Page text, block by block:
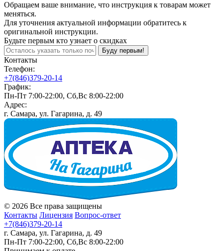
Обращаем ваше внимание, что инструкция к товарам может
меняться.
Для уточнения актуальной информации обратитесь к
оригинальной инструкции.
Будьте первым кто узнает о скидках
Буду первым!
Контакты
Телефон:
+7(846)379-20-14
График:
Пн-Пт 7:00-22:00, Сб,Вс 8:00-22:00
Адрес:
г. Самара, ул. Гагарина, д. 49
© 2026 Все права защищены
Контакты Лицензия Вопрос-ответ
+7(846)379-20-14
г. Самара, ул. Гагарина, д. 49
Пн-Пт 7:00-22:00, Сб,Вс 8:00-22:00